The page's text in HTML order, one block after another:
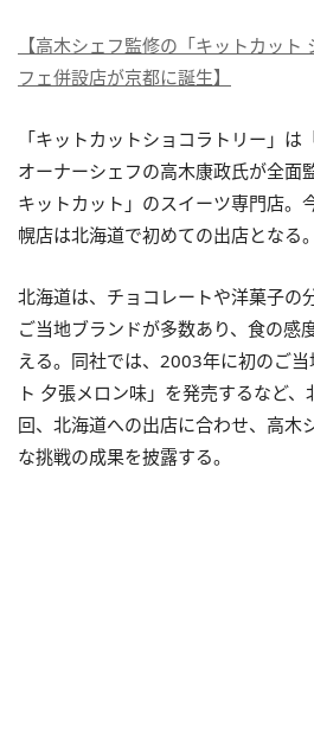
【高木シェフ監修の「キットカット
フェ併設店が京都に誕生】
「キットカットショコラトリー」は
オーナーシェフの高木康政氏が全面
キットカット」のスイーツ専門店。
幌店は北海道で初めての出店となる。
北海道は、チョコレートや洋菓子の
ご当地ブランドが多数あり、食の感
える。同社では、2003年に初のご
ト 夕張メロン味」を発売するなど
回、北海道への出店に合わせ、高木
な挑戦の成果を披露する。